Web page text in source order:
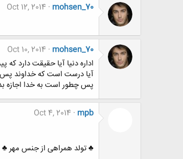
mohsen_70
Oct 12, 2014
mohsen_70
Oct 10, 2014
اداره دنیا آیا حقیقت دارد که
آیا درست است که خداوند پس
پس چطور است به خدا اجازه
mpb
Oct 4, 2014
♣ تولد همراهی از جنس مهر ♣